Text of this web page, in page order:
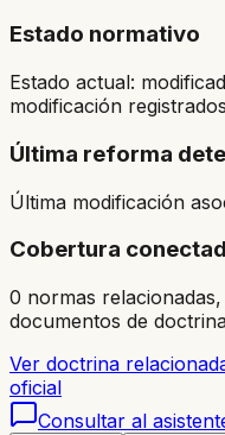
Estado normativo
Estado actual:
modificación
Última reforma
Última modificación
Cobertura
0 normas
documentos de
Ver doctrina
oficial
Consultar al